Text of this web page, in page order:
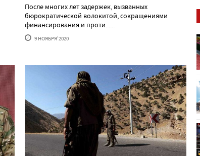
После многих лет задержек, вызванных
бюрократической волокитой, сокращениями
финансирования и проти......
9 НОЯБРЯ'2020